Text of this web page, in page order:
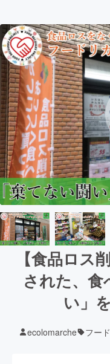
【食品ロス
された、
い」
ecolomarche フー